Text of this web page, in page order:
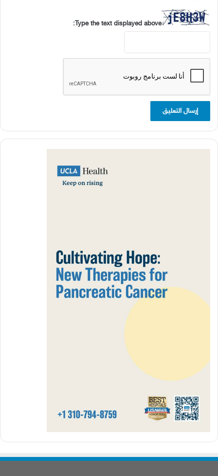
Type the text displayed above: